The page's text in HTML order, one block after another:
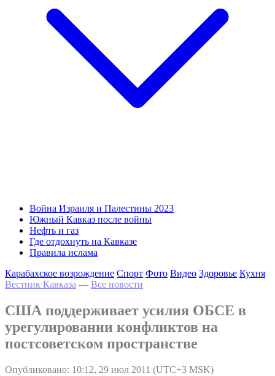
Война Израиля и Палестины 2023
Южный Кавказ после войны
Нефть и газ
Где отдохнуть на Кавказе
Правила ислама
Карабахское возрождение Спорт Фото Видео Здоровье Кухня
Вестник Кавказа — Все новости
США поддерживает усилия ОБСЕ в
урегулировании конфликтов на
постсоветском пространстве
Опубликовано: 10:12, 29 июл 2011 (UTC+3 MSK)